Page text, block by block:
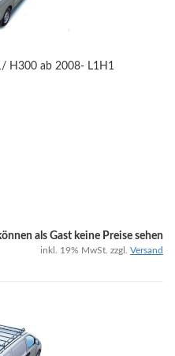
H300 ab 2008- L1H1
als Gast keine Preise sehen
inkl. 19% MwSt. zzgl. Versand